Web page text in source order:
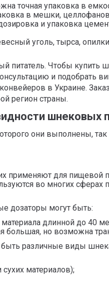
точная упаковка в
в мешки,
и упаковка
уголь, тырса,
питатель. Чтобы
и подобрать
в Украине.
регион страны.
шнековых
они выполнены,
применяют для пищевой
во многих
дозаторы могут быть:
длинной до 40
большая, но возможна
быть различные виды
материалов);